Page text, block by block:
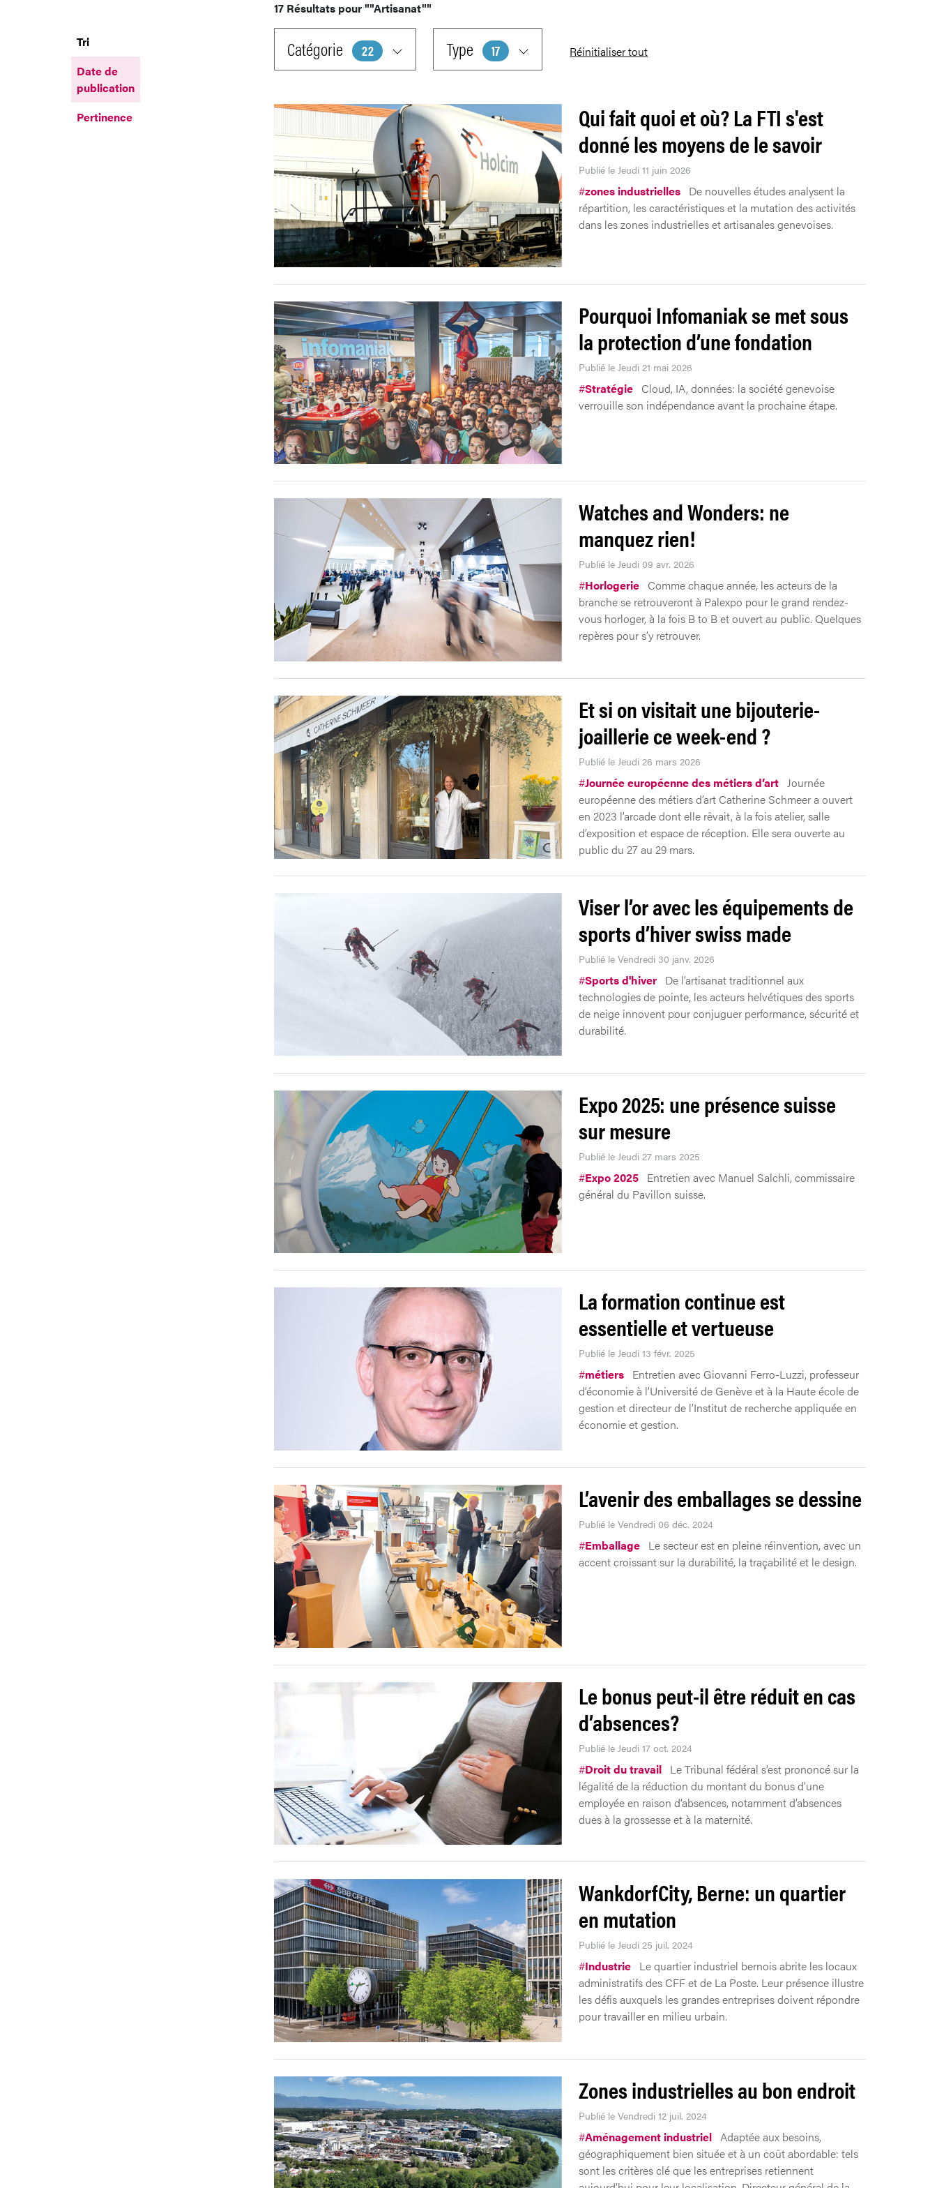
17 Résultats pour""Artisanat""
Tri
Date de
publication
Pertinence
Catégorie 22 Type 17 Réinitialiser tout
Qui fait quoi et où? La FTI s'est
donné les moyens de le savoir
Publié le Jeudi 11 juin 2026
#zones industrielles De nouvelles études analysent la
répartition, les caractéristiques et la mutation des activités
dans les zones industrielles et artisanales genevoises.
Pourquoi Infomaniak se met sous
la protection d’une fondation
Publié le Jeudi 21 mai 2026
#Stratégie Cloud, IA, données: la société genevoise
verrouille son indépendance avant la prochaine étape.
Watches and Wonders: ne
manquez rien!
Publié le Jeudi 09 avr. 2026
#Horlogerie Comme chaque année, les acteurs de la
branche se retrouveront à Palexpo pour le grand rendez-
vous horloger, à la fois B to B et ouvert au public. Quelques
repères pour s’y retrouver.
Et si on visitait une bijouterie-
joaillerie ce week-end ?
Publié le Jeudi 26 mars 2026
#Journée européenne des métiers d’art Journée
européenne des métiers d’art Catherine Schmeer a ouvert
en 2023 l’arcade dont elle rêvait, à la fois atelier, salle
d’exposition et espace de réception. Elle sera ouverte au
public du 27 au 29 mars.
Viser l’or avec les équipements de
sports d’hiver swiss made
Publié le Vendredi 30 janv. 2026
#Sports d'hiver De l’artisanat traditionnel aux
technologies de pointe, les acteurs helvétiques des sports
de neige innovent pour conjuguer performance, sécurité et
durabilité.
Expo 2025: une présence suisse
sur mesure
Publié le Jeudi 27 mars 2025
#Expo 2025 Entretien avec Manuel Salchli, commissaire
général du Pavillon suisse.
La formation continue est
essentielle et vertueuse
Publié le Jeudi 13 févr. 2025
#métiers Entretien avec Giovanni Ferro-Luzzi, professeur
d’économie à l’Université de Genève et à la Haute école de
gestion et directeur de l’Institut de recherche appliquée en
économie et gestion.
L’avenir des emballages se dessine
Publié le Vendredi 06 déc. 2024
#Emballage Le secteur est en pleine réinvention, avec un
accent croissant sur la durabilité, la traçabilité et le design.
Le bonus peut-il être réduit en cas
d’absences?
Publié le Jeudi 17 oct. 2024
#Droit du travail Le Tribunal fédéral s’est prononcé sur la
légalité de la réduction du montant du bonus d’une
employée en raison d’absences, notamment d’absences
dues à la grossesse et à la maternité.
WankdorfCity, Berne: un quartier
en mutation
Publié le Jeudi 25 juil. 2024
#Industrie Le quartier industriel bernois abrite les locaux
administratifs des CFF et de La Poste. Leur présence illustre
les défis auxquels les grandes entreprises doivent répondre
pour travailler en milieu urbain.
Zones industrielles au bon endroit
Publié le Vendredi 12 juil. 2024
#Aménagement industriel Adaptée aux besoins,
géographiquement bien située et à un coût abordable: tels
sont les critères clé que les entreprises retiennent